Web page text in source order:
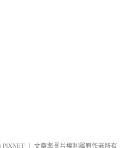
PIXNET 文章與圖片權利屬原作者所有